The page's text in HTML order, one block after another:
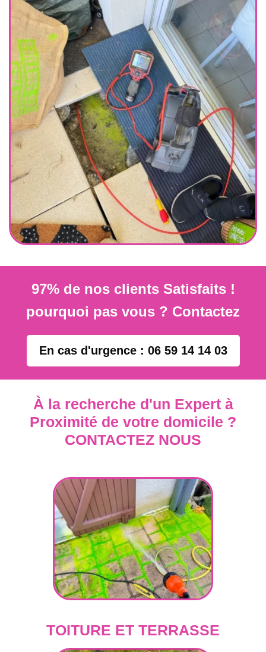
97% de nos clients Satisfaits !
pourquoi pas vous ? Contactez
En cas d'urgence : 06 59 14 14 03
À la recherche d'un Expert à
Proximité de votre domicile ?
CONTACTEZ NOUS
TOITURE ET TERRASSE